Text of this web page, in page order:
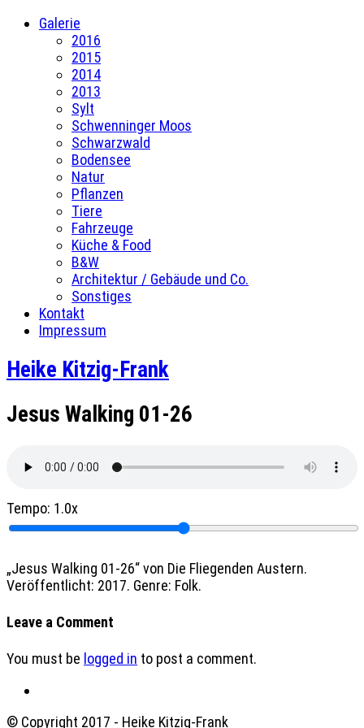
Galerie
2016
2015
2014
2013
Sylt
Schwenninger Moos
Schwarzwald
Bodensee
Natur
Pflanzen
Tiere
Fahrzeuge
Küche & Food
B&W
Architektur / Gebäude und Co.
Sonstiges
Kontakt
Impressum
Heike Kitzig-Frank
Jesus Walking 01-26
Tempo: 1.0x
„Jesus Walking 01-26“ von Die Fliegenden Austern.
Veröffentlicht: 2017. Genre: Folk.
Leave a Comment
You must be logged in to post a comment.
© Copyright 2017 - Heike Kitzig-Frank